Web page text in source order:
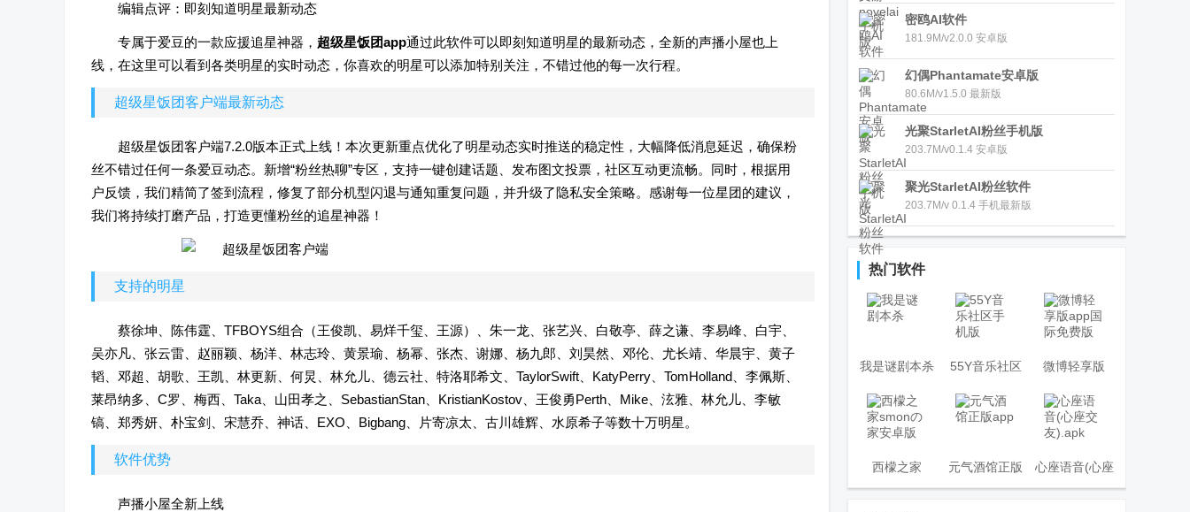
编辑点评：即刻知道明星最新动态
专属于爱豆的一款应援追星神器， 超级星饭团app通过此软件可以即刻知道明星的最新动态，全新的声播小屋也上
线，在这里可以看到各类明星的实时动态，你喜欢的明星可以添加特别关注，不错过他的每一次行程。
超级星饭团客户端最新动态
超级星饭团客户端7.2.0版本正式上线！本次更新重点优化了明星动态实时推送的稳定性，大幅降低消息延迟，确保粉
丝不错过任何一条爱豆动态。新增“粉丝热聊”专区，支持一键创建话题、发布图文投票，社区互动更流畅。同时，根据用
户反馈，我们精简了签到流程，修复了部分机型闪退与通知重复问题，并升级了隐私安全策略。感谢每一位星团的建议，
我们将持续打磨产品，打造更懂粉丝的追星神器！
支持的明星
蔡徐坤、陈伟霆、TFBOYS组合（王俊凯、易烊千玺、王源）、朱一龙、张艺兴、白敬亭、薛之谦、李易峰、白宇、
吴亦凡、张云雷、赵丽颖、杨洋、林志玲、黄景瑜、杨幂、张杰、谢娜、杨九郎、刘昊然、邓伦、尤长靖、华晨宇、黄子
韬、邓超、胡歌、王凯、林更新、何炅、林允儿、德云社、特洛耶希文、TaylorSwift、KatyPerry、TomHolland、李佩斯、
莱昂纳多、C罗、梅西、Taka、山田孝之、SebastianStan、KristianKostov、王俊勇Perth、Mike、泫雅、林允儿、李敏
镐、郑秀妍、朴宝剑、宋慧乔、神话、EXO、Bigbang、片寄凉太、古川雄辉、水原希子等数十万明星。
软件优势
声播小屋全新上线
密鸥AI软件
181.9M/v2.0.0 安卓版
幻偶Phantamate安卓版
80.6M/v1.5.0 最新版
光聚StarletAI粉丝手机版
203.7M/v0.1.4 安卓版
聚光StarletAI粉丝软件
203.7M/v 0.1.4 手机最新版
热门软件
我是谜剧本杀
55Y音乐社区
手机版
微博轻享版
app国际免费
版
西檬之家
smonの家安
元气酒馆正版
app
心座语音(心座
交友).apk